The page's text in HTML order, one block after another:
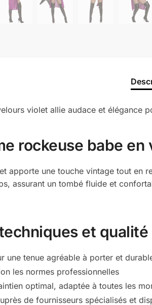
violet allie audace et élégance
rockeuse babe en
apporte une touche vintage tout en
assurant un tombé fluide et
et
une tenue agréable à porter et
les normes professionnelles
optimal, adaptée à toutes les
de fournisseurs spécialisés et